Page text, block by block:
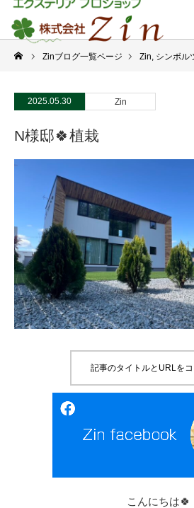
Zinブログ一覧ページ Zin, シンボル
2025.05.30 Zin
N様邸🍀植栽
記事のタイトルとURLを
こんにちは🍀